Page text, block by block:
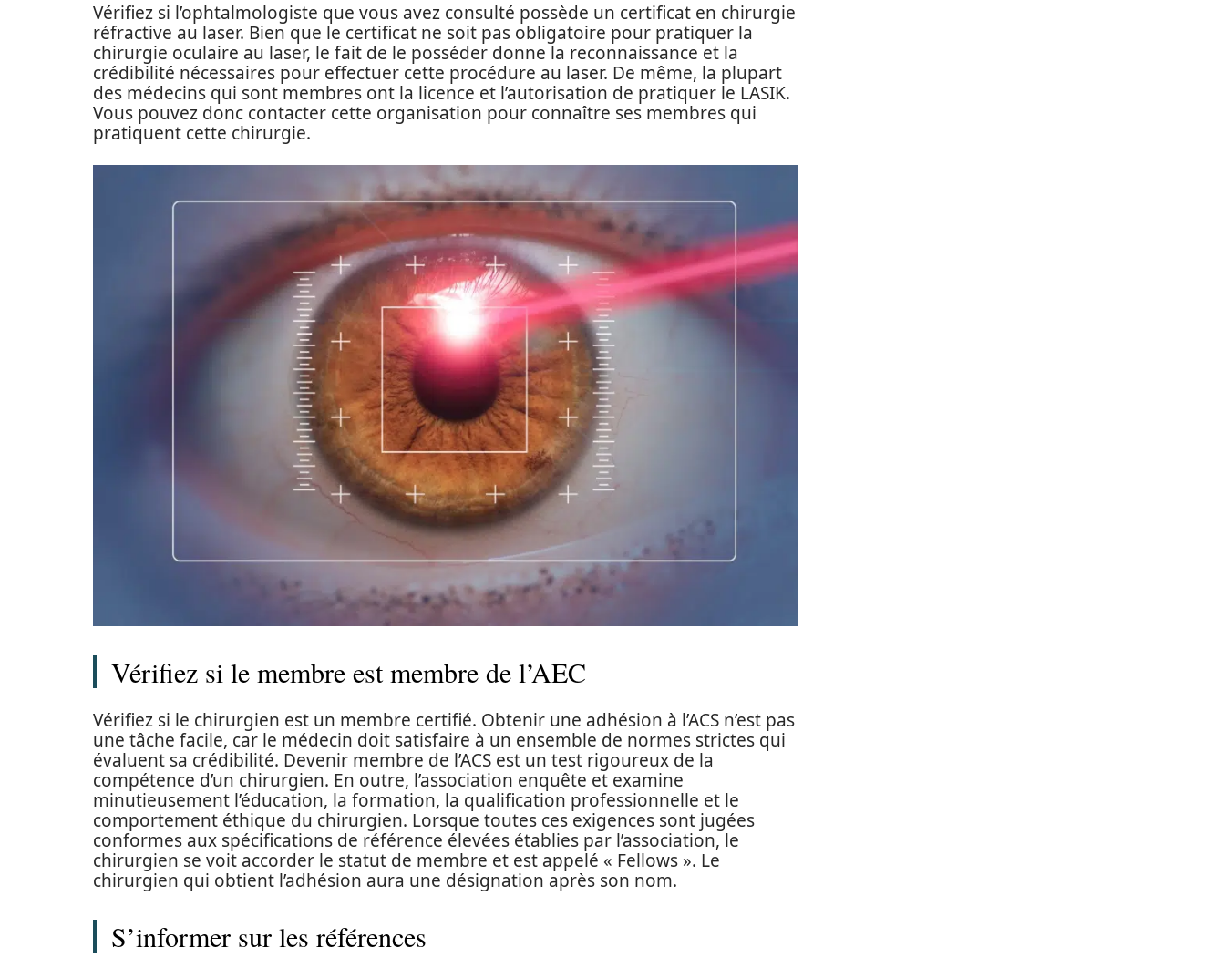
Vérifiez si l’ophtalmologiste que vous avez consulté possède un certificat en chirurgie
réfractive au laser. Bien que le certificat ne soit pas obligatoire pour pratiquer la
chirurgie oculaire au laser, le fait de le posséder donne la reconnaissance et la
crédibilité nécessaires pour effectuer cette procédure au laser. De même, la plupart
des médecins qui sont membres ont la licence et l’autorisation de pratiquer le LASIK.
Vous pouvez donc contacter cette organisation pour connaître ses membres qui
pratiquent cette chirurgie.
Vérifiez si le membre est membre de l’AEC
Vérifiez si le chirurgien est un membre certifié. Obtenir une adhésion à l’ACS n’est pas
une tâche facile, car le médecin doit satisfaire à un ensemble de normes strictes qui
évaluent sa crédibilité. Devenir membre de l’ACS est un test rigoureux de la
compétence d’un chirurgien. En outre, l’association enquête et examine
minutieusement l’éducation, la formation, la qualification professionnelle et le
comportement éthique du chirurgien. Lorsque toutes ces exigences sont jugées
conformes aux spécifications de référence élevées établies par l’association, le
chirurgien se voit accorder le statut de membre et est appelé « Fellows ». Le
chirurgien qui obtient l’adhésion aura une désignation après son nom.
S’informer sur les références